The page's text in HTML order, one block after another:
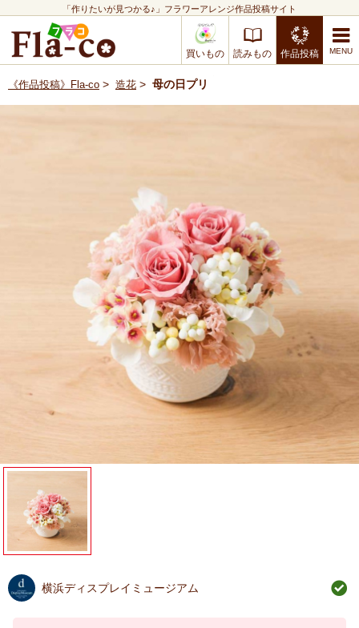
「作りたいが見つかる♪」フラワーアレンジ作品投稿サイト
買いもの 読みもの 作品投稿
《作品投稿》Fla-co > 造花 > 母の日プリ
横浜ディスプレイミュージアム